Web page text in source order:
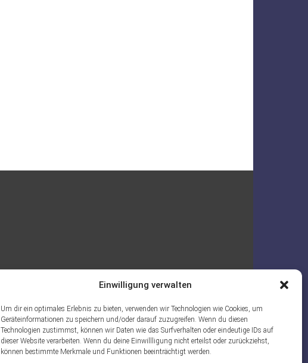
Einwilligung verwalten
Um dir ein optimales Erlebnis zu bieten, verwenden wir Technologien wie Cookies, um
Geräteinformationen zu speichern und/oder darauf zuzugreifen. Wenn du diesen
Technologien zustimmst, können wir Daten wie das Surfverhalten oder eindeutige IDs auf
dieser Website verarbeiten. Wenn du deine Einwillligung nicht erteilst oder zurückziehst,
können bestimmte Merkmale und Funktionen beeinträchtigt werden.